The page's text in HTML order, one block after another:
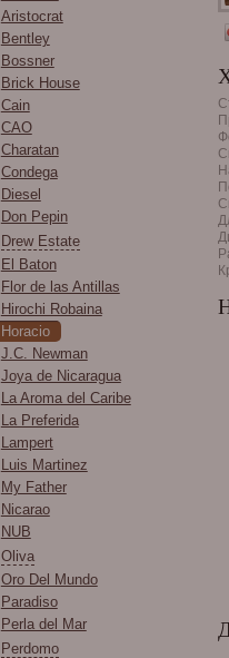
Aristocrat
Bentley
Bossner
Brick House
Cain
CAO
Charatan
Condega
Diesel
Don Pepin
Drew Estate
El Baton
Flor de las Antillas
Hirochi Robaina
Horacio
J.C. Newman
Joya de Nicaragua
La Aroma del Caribe
La Preferida
Lampert
Luis Martinez
My Father
Nicarao
NUB
Oliva
Oro Del Mundo
Paradiso
Perla del Mar
Perdomo
Спички сигарные
Habanos в
ассортименте.